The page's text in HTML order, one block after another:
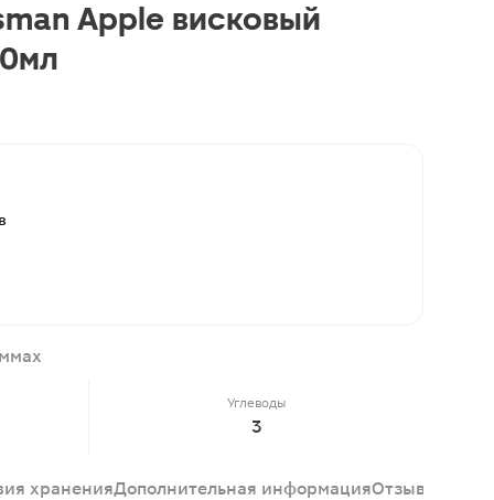
Apple висковый
Углеводы
3
храненияДополнительная информацияОтзывы